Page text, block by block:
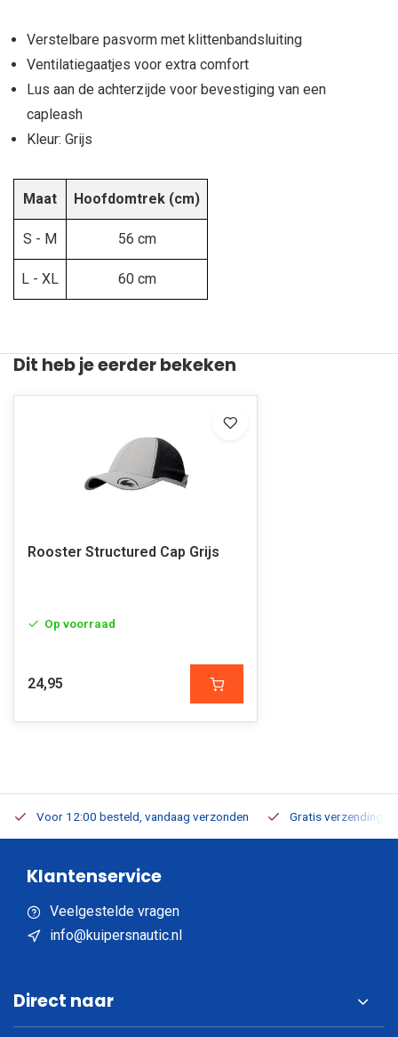
Verstelbare pasvorm met klittenbandsluiting
Ventilatiegaatjes voor extra comfort
Lus aan de achterzijde voor bevestiging van een
capleash
Kleur: Grijs
Maat Hoofdomtrek (cm)
S - M 56 cm
L - XL 60 cm
Dit heb je eerder bekeken
Rooster Structured Cap Grijs
Op voorraad
24,95
Voor 12:00 besteld, vandaag verzonden Gratis verzending
Klantenservice
Veelgestelde vragen
info@kuipersnautic.nl
Direct naar